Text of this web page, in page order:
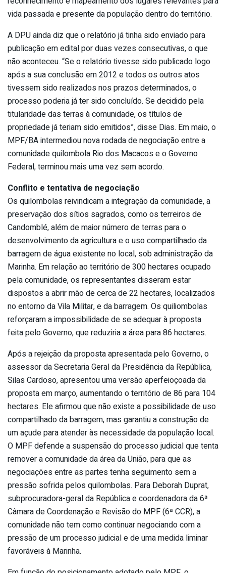
vida passada e presente da população dentro do território.
A DPU ainda diz que o relatório já tinha sido enviado para
publicação em edital por duas vezes consecutivas, o que
não aconteceu. “Se o relatório tivesse sido publicado logo
após a sua conclusão em 2012 e todos os outros atos
tivessem sido realizados nos prazos determinados, o
processo poderia já ter sido concluído. Se decidido pela
titularidade das terras à comunidade, os títulos de
propriedade já teriam sido emitidos”, disse Dias. Em maio, o
MPF/BA intermediou nova rodada de negociação entre a
comunidade quilombola Rio dos Macacos e o Governo
Federal, terminou mais uma vez sem acordo.
Conflito e tentativa de negociação
Os quilombolas reivindicam a integração da comunidade, a
preservação dos sítios sagrados, como os terreiros de
Candomblé, além de maior número de terras para o
desenvolvimento da agricultura e o uso compartilhado da
barragem de água existente no local, sob administração da
Marinha. Em relação ao território de 300 hectares ocupado
pela comunidade, os representantes disseram estar
dispostos a abrir mão de cerca de 22 hectares, localizados
no entorno da Vila Militar, e da barragem. Os quiliombolas
reforçaram a impossibilidade de se adequar à proposta
feita pelo Governo, que reduziria a área para 86 hectares.
Após a rejeição da proposta apresentada pelo Governo, o
assessor da Secretaria Geral da Presidência da República,
Silas Cardoso, apresentou uma versão aperfeioçoada da
proposta em março, aumentando o território de 86 para 104
hectares. Ele afirmou que não existe a possibilidade de uso
compartilhado da barragem, mas garantiu a construção de
um açude para atender às necessidade da população local.
O MPF defende a suspensão do processo judicial que tenta
remover a comunidade da área da União, para que as
negociações entre as partes tenha seguimento sem a
pressão sofrida pelos quilombolas. Para Deborah Duprat,
subprocuradora-geral da República e coordenadora da 6ª
Câmara de Coordenação e Revisão do MPF (6ª CCR), a
comunidade não tem como continuar negociando com a
pressão de um processo judicial e de uma medida liminar
favoráveis à Marinha.